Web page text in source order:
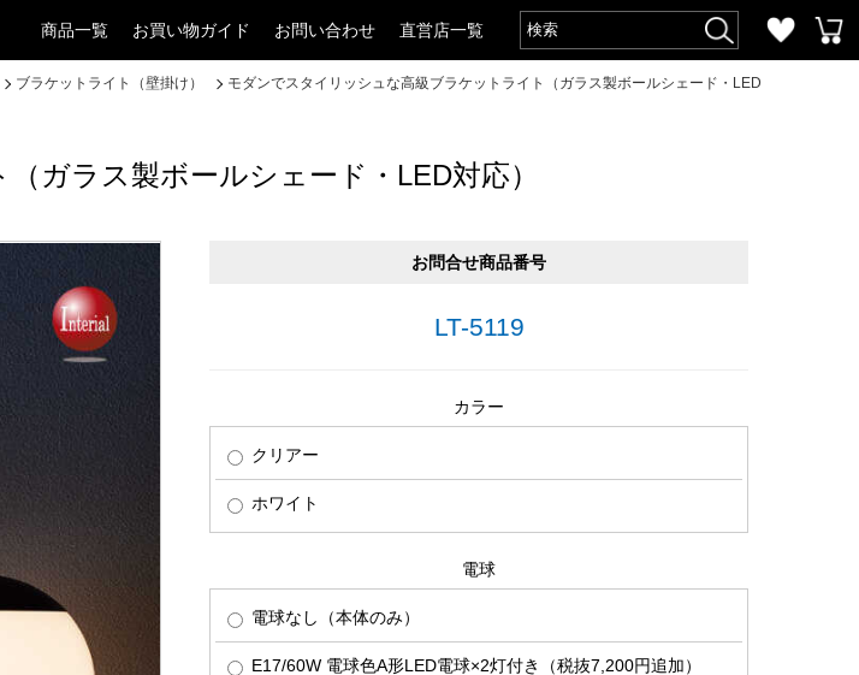
商品一覧 お買い物ガイド お問い合わせ 直営店一覧
ブラケットライト（壁掛け）
モダンでスタイリッシュな高級ブラケットライト（ガラス製ボールシェード・LED
ガラス製ボールシェード・LED対応）
お問合せ商品番号
LT-5119
カラー
クリアー
ホワイト
電球
電球なし（本体のみ）
E17/60W 電球色A形LED電球×2灯付き（税抜7,200円追加）